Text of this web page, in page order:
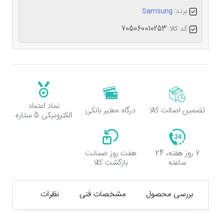
برند: Samsung
کد کالا: 705060010253
تضمین اصالت کالا
۷ روز هفته، 24
ساعته
درگاه معتبر بانکی
هفت روز ضمانت
بازگشت کالا
نماد اعتماد
الکترونیکی 5 ستاره
بررسی محصول مشخصات فنی نظرات